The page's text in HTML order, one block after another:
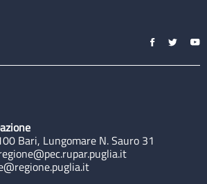
Bari, Lungomare N. Sauro 31